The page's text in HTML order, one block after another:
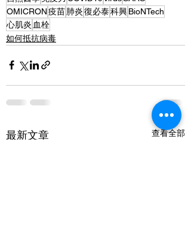
OMICRON疫苗肺炎復必泰科興BioNTech
心肌炎 血栓
如何抵抗病毒
最新文章 查看全部